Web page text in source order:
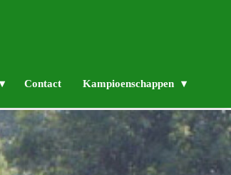
Contact Kampioenschappen